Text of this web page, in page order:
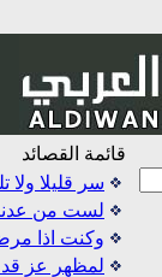
قائمة القصائد
سر قليلا ولا
لست من
وكنت اذا
لمظهر عز